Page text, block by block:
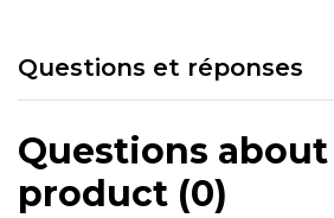
Questions et réponses
Questions
product (0)